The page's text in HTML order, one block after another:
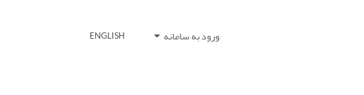
ورود به سامانه ENGLISH